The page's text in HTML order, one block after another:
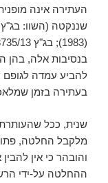
העתירה אינה
בנסיבות אלה, בהן
להביע עמדה לגופם
בעתירה בזמן
שנית, ככל
מלקבל החלטה,
והובהר כי אין
ההחלטה על-ידי